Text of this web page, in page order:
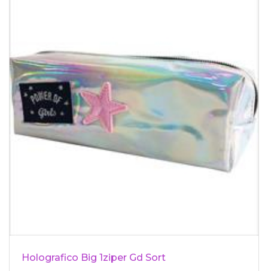
Holografico Big 1ziper Gd Sort